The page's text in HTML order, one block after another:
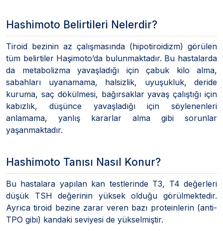
Hashimoto Belirtileri Nelerdir?
Tiroid bezinin az çalışmasında (hipotiroidizm) görülen
tüm belirtiler Haşimoto’da bulunmaktadır. Bu hastalarda
da metabolizma yavaşladığı için çabuk kilo alma,
sabahları uyanamama, halsizlik, uyuşukluk, deride
kuruma, saç dökülmesi, bağırsaklar yavaş çalıştığı için
kabızlık, düşünce yavaşladığı için söylenenleri
anlamama, yanlış kararlar alma gibi sorunlar
yaşanmaktadır.
Hashimoto Tanısı Nasıl Konur?
Bu hastalara yapılan kan testlerinde T3, T4 değerleri
düşük TSH değerinin yüksek olduğu görülmektedir.
Ayrıca tiroid bezine zarar veren bazı proteinlerin (anti-
TPO gibi) kandaki seviyesi de yükselmiştir.